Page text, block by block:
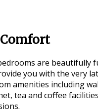
are beautifully
you with the very
amenities including
tea and coffee